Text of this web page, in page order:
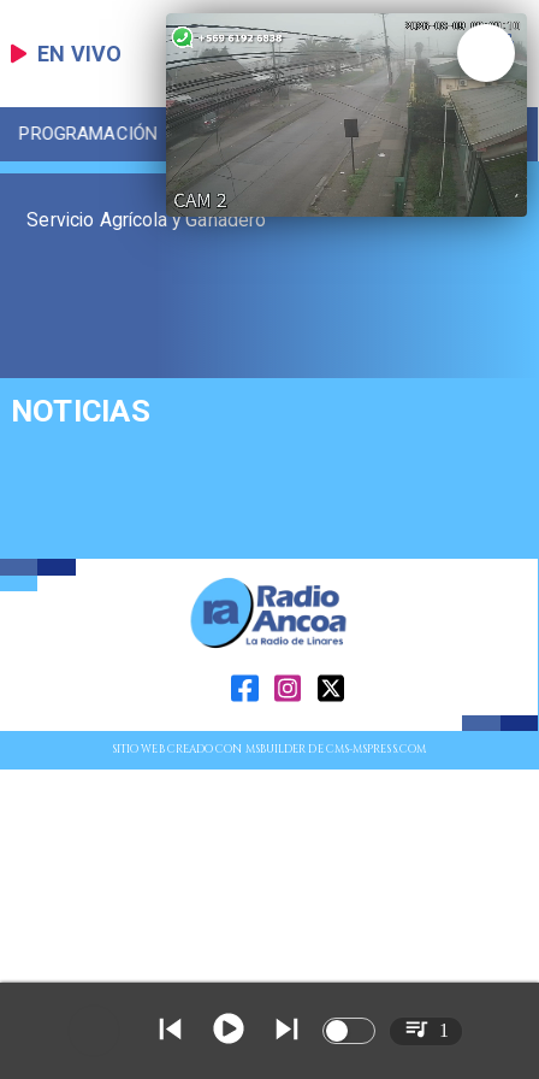
EN VIVO
PROGRAMACIÓN LOCAL DEPORTES
Servicio Agrícola y Ganadero
NOTICIAS
SITIO WEB CREADO CON MSBUILDER DE CMS-MSPRESS.COM
1